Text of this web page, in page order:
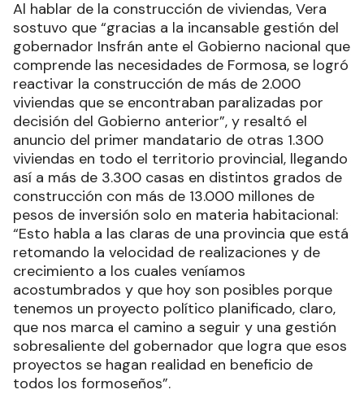
Al hablar de la construcción de viviendas, Vera
sostuvo que “gracias a la incansable gestión del
gobernador Insfrán ante el Gobierno nacional que
comprende las necesidades de Formosa, se logró
reactivar la construcción de más de 2.000
viviendas que se encontraban paralizadas por
decisión del Gobierno anterior”, y resaltó el
anuncio del primer mandatario de otras 1.300
viviendas en todo el territorio provincial, llegando
así a más de 3.300 casas en distintos grados de
construcción con más de 13.000 millones de
pesos de inversión solo en materia habitacional:
“Esto habla a las claras de una provincia que está
retomando la velocidad de realizaciones y de
crecimiento a los cuales veníamos
acostumbrados y que hoy son posibles porque
tenemos un proyecto político planificado, claro,
que nos marca el camino a seguir y una gestión
sobresaliente del gobernador que logra que esos
proyectos se hagan realidad en beneficio de
todos los formoseños”.